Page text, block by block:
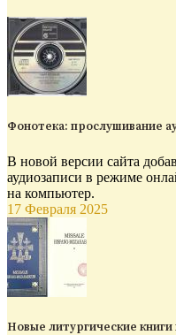
Фонотека: прослушивание
В новой версии сайта
аудиозаписи в режиме
на компьютер.
17 Февраля 2025
Новые литургические книги